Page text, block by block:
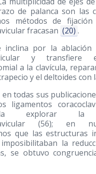
de palanca son las
métodos de fijación
fracasan (20) .
inclina por la ablación
y transfiere
a la clavícula,
y el deltoides con
todas sus
ligamentos
explorar la
(56); en
que las estructuras
imposibilitaban la
se obtuvo